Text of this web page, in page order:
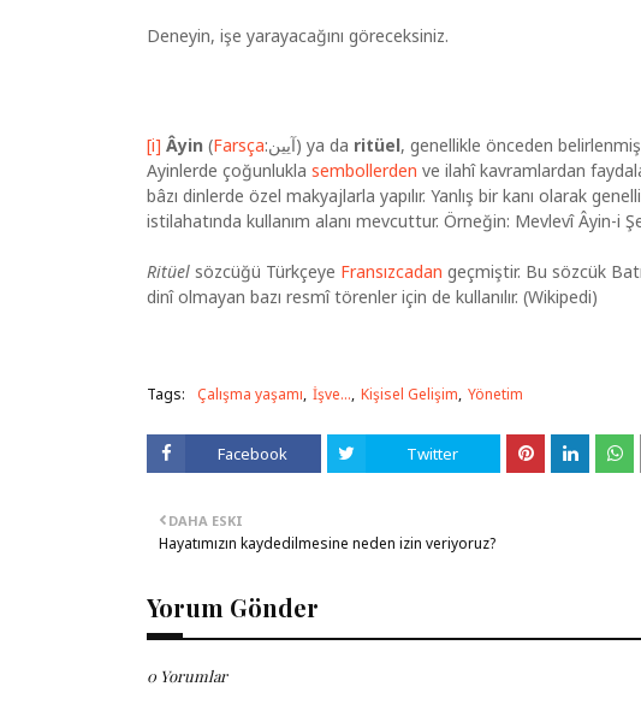
Deneyin, işe yarayacağını göreceksiniz.
[i] Âyin (Farsça :آیین) ya da ritüel, genellikle önceden
Ayinlerde çoğunlukla sembollerden ve ilahî kavramlardan
bâzı dinlerde özel makyajlarla yapılır. Yanlış bir kanı olarak
istilahatında kullanım alanı mevcuttur. Örneğin: Mevlevî Âyin-i
Ritüel sözcüğü Türkçeye Fransızcadan geçmiştir. Bu sözcük
dinî olmayan bazı resmî törenler için de kullanılır. (Wikipedi)
Tags: Çalışma yaşamı İşve... Kişisel Gelişim Yönetim
Facebook Twitter
DAHA ESKI
Hayatımızın kaydedilmesine neden izin veriyoruz?
Yorum Gönder
0 Yorumlar